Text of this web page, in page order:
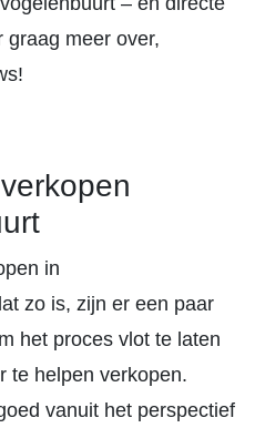
graag meer over,
in
zo is, zijn er een paar
het proces vlot te laten
te helpen verkopen.
vanuit het perspectief